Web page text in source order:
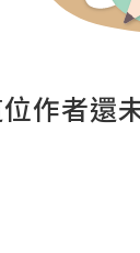
作者還